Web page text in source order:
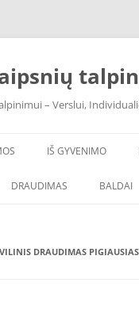
– Verslui,
IŠ GYVENIMO
DRAUDIMAS BALDAI
DRAUDIMAS PIGIAUSIAS